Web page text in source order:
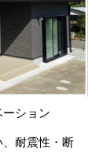
ション
耐震性・断